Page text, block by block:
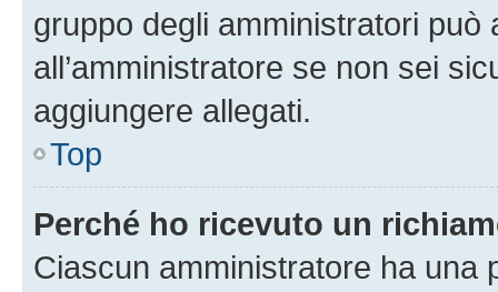
gruppo degli amministratori può
all’amministratore se non sei
aggiungere allegati.
Top
Perché ho ricevuto un
Ciascun amministratore ha una